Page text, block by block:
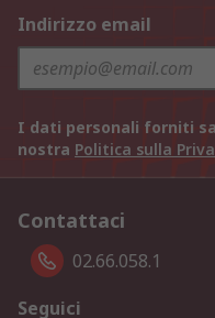
Indirizzo email
I dati personali forniti
nostra Politica sulla
Contattaci
02.66.058.1
Seguici